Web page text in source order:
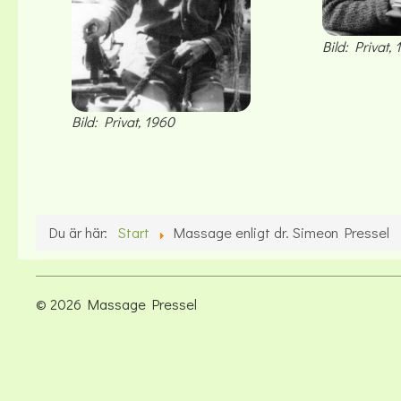
Bild: Privat, 1960
Bild: Privat,
Du är här: Start Massage enligt dr. Simeon Pressel
© 2026 Massage Pressel